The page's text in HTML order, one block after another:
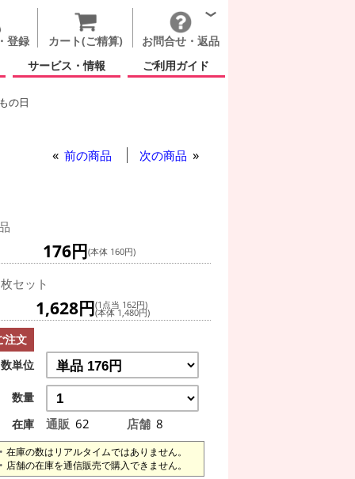
登録 カート(ご精算)
お問合せ・返品
サービス・情報
ご利用ガイド
の日
前の商品 次の商品
176円(本体 160円)
セット
1,628円(1点当 162円)
(本体 1,480円)
注文
数単位
数量
在庫
通販 62 店舗 8
在庫の数はリアルタイムではありません。
店舗の在庫を通信販売で購入できません。